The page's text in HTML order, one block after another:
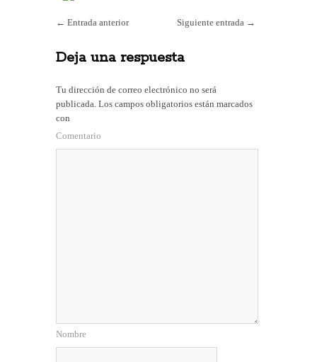
← Entrada anterior Siguiente entrada →
Deja una respuesta
Tu dirección de correo electrónico no será
publicada. Los campos obligatorios están marcados
con
Comentario
Nombre